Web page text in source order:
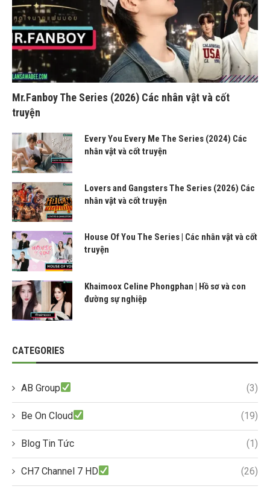
Mr.Fanboy The Series (2026) Các nhân vật và cốt
truyện
Every You Every Me The Series (2024) Các
nhân vật và cốt truyện
Lovers and Gangsters The Series (2026) Các
nhân vật và cốt truyện
House Of You The Series | Các nhân vật và cốt
truyện
Khaimoox Celine Phongphan | Hồ sơ và con
đường sự nghiệp
CATEGORIES
AB Group (3)
Be On Cloud (19)
Blog Tin Tức (1)
CH7 Channel 7 HD (26)